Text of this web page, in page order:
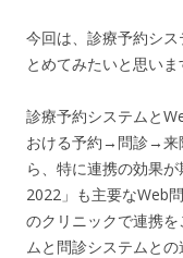
今回は、診療予約シ
とめてみたいと思いま
診療予約システムと
おける予約→問診→来
ら、特に連携の効果
2022」も主要なWeb
のクリニックで連携
ムと問診システムと